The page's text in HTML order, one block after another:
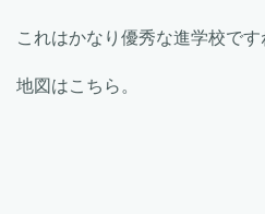
これはかなり優秀な進学校です
地図はこちら。